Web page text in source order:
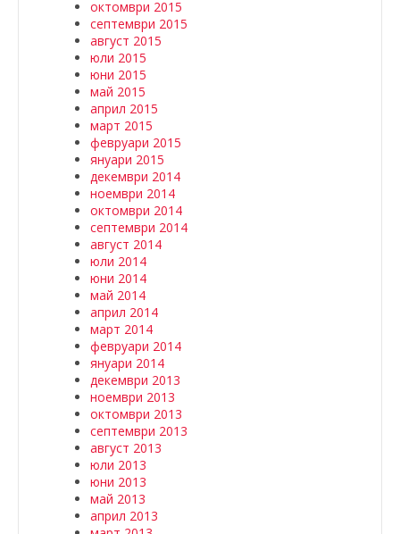
октомври 2015
септември 2015
август 2015
юли 2015
юни 2015
май 2015
април 2015
март 2015
февруари 2015
януари 2015
декември 2014
ноември 2014
октомври 2014
септември 2014
август 2014
юли 2014
юни 2014
май 2014
април 2014
март 2014
февруари 2014
януари 2014
декември 2013
ноември 2013
октомври 2013
септември 2013
август 2013
юли 2013
юни 2013
май 2013
април 2013